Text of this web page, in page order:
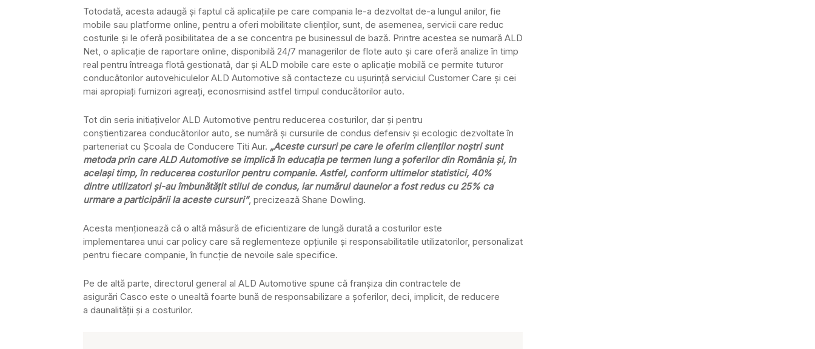
Totodată, acesta adaugă şi faptul că aplicaţiile pe care compania le-a dezvoltat de-a lungul anilor, fie
mobile sau platforme online, pentru a oferi mobilitate clienţilor, sunt, de asemenea, servicii care reduc
costurile şi le oferă posibilitatea de a se concentra pe businessul de bază. Printre acestea se numară ALD
Net, o aplicaţie de raportare online, disponibilă 24/7 managerilor de flote auto şi care oferă analize în timp
real pentru întreaga flotă gestionată, dar şi ALD mobile care este o aplicaţie mobilă ce permite tuturor
conducătorilor autovehiculelor ALD Automotive să contacteze cu uşurinţă serviciul Customer Care şi cei
mai apropiaţi furnizori agreaţi, econosmisind astfel timpul conducătorilor auto.
Tot din seria initiaţivelor ALD Automotive pentru reducerea costurilor, dar şi pentru
conştientizarea conducătorilor auto, se numără şi cursurile de condus defensiv şi ecologic dezvoltate în
parteneriat cu Şcoala de Conducere Titi Aur. „Aceste cursuri pe care le oferim clienţilor noştri sunt
metoda prin care ALD Automotive se implică în educaţia pe termen lung a şoferilor din România şi, în
același timp, în reducerea costurilor pentru companie. Astfel, conform ultimelor statistici, 40%
dintre utilizatori şi-au îmbunătăţit stilul de condus, iar numărul daunelor a fost redus cu 25% ca
urmare a participării la aceste cursuri”, precizează Shane Dowling.
Acesta menţionează că o altă măsură de eficientizare de lungă durată a costurilor este
implementarea unui car policy care să reglementeze opţiunile şi responsabilitatile utilizatorilor, personalizat
pentru fiecare companie, în funcţie de nevoile sale specifice.
Pe de altă parte, directorul general al ALD Automotive spune că franşiza din contractele de
asigurări Casco este o unealtă foarte bună de responsabilizare a şoferilor, deci, implicit, de reducere
a daunalităţii şi a costurilor.